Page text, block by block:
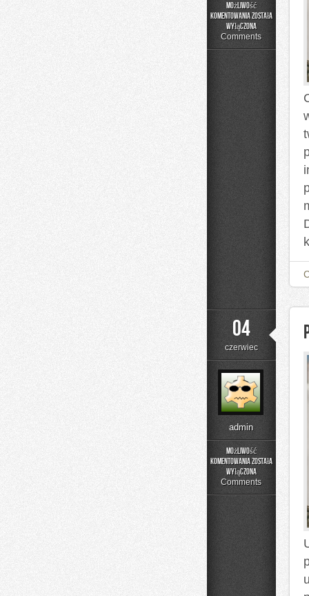
Możliwość
komentowania
Europie
została
wyłączona
Comments
04
czerwiec
admin
Możliwość
komentowania
Poradnik
Prania
została
wyłączona
Comments